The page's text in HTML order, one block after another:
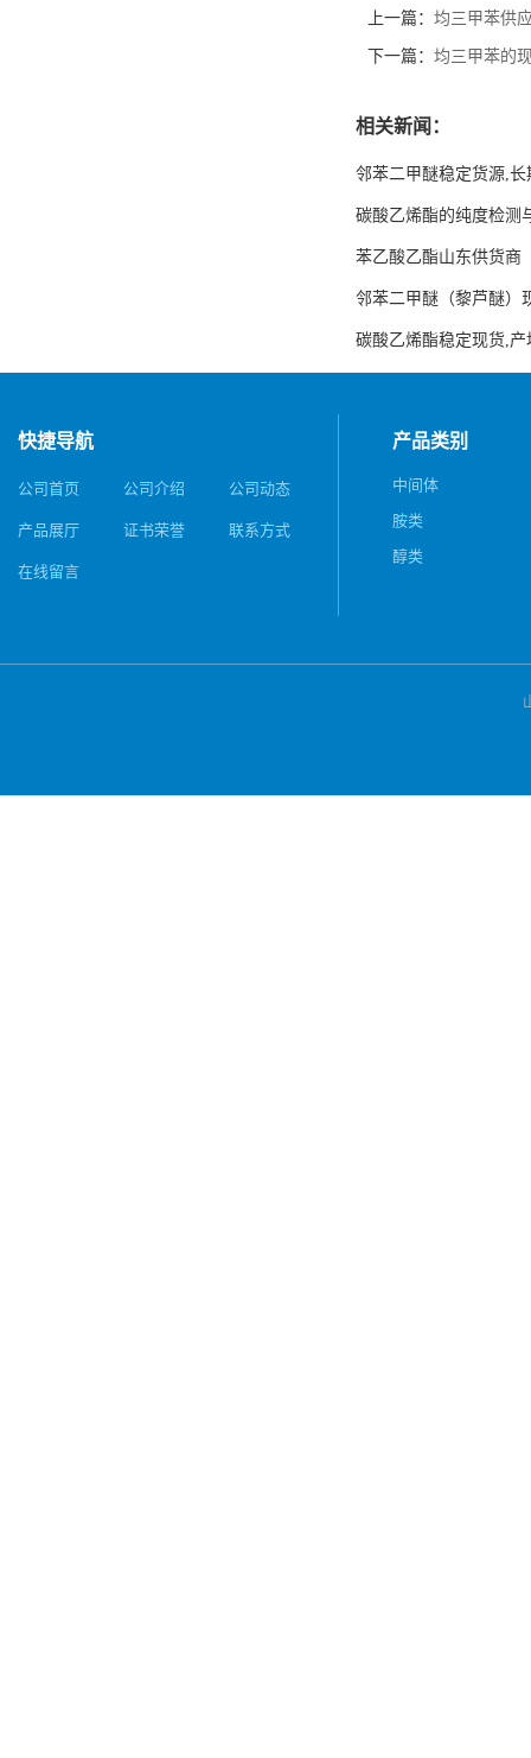
上一篇： 均三甲苯供
下一篇： 均三甲苯的
相关新闻：
邻苯二甲醚稳定货源,长
碳酸乙烯酯的纯度检测
苯乙酸乙酯山东供货商
邻苯二甲醚（黎芦醚）
碳酸乙烯酯稳定现货,产
快捷导航
公司首页 公司介绍 公司动态
产品展厅 证书荣誉 联系方式
在线留言
产品类别
中间体
胺类
醇类